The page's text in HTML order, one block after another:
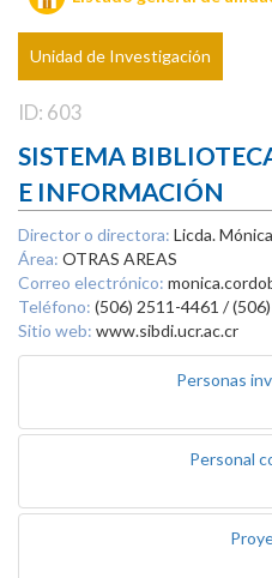
Unidad de Investigación
ID: 603
SISTEMA
E INFORMACIÓN
Director o directora: Licda.
Área: OTRAS AREAS
Correo electrónico:
Teléfono: (506) 2511-4461 /
Sitio web: www.sibdi.ucr.ac.cr
Personas
Personal